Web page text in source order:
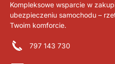
Kompleksowe wsparcie w
ubezpieczeniu samochodu –
Twoim komforcie.
797 143 730